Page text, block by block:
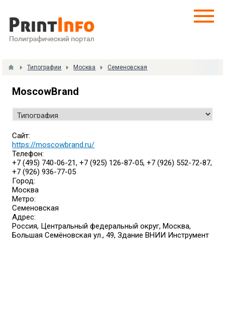
Типографии Москва Семеновская
MoscowBrand
Сайт:
https://moscowbrand.ru/
Телефон:
+7 (495) 740-06-21, +7 (925) 126-87-05, +7 (926) 552-72-87,
+7 (926) 936-77-05
Город:
Москва
Метро:
Семеновская
Адрес:
Россия, Центральный федеральный округ, Москва,
Большая Семёновская ул., 49, Здание ВНИИ Инструмент